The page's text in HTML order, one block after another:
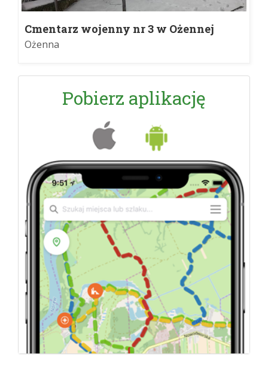
Cmentarz wojenny nr 3 w Ożennej
Ożenna
Pobierz aplikację